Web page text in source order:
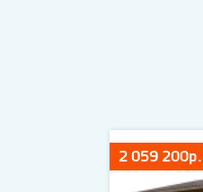
2 059 200р.